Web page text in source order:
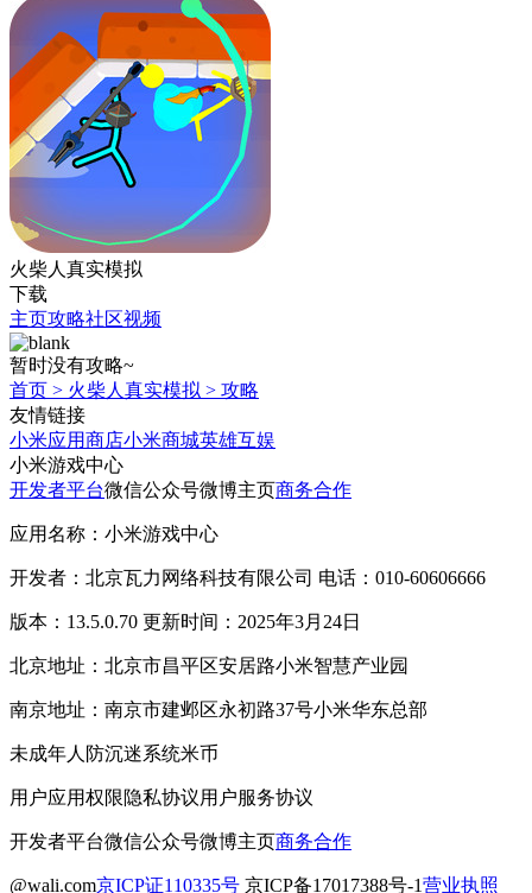
火柴人真实模拟
下载
主页攻略社区视频
暂时没有攻略~
首页 > 火柴人真实模拟 > 攻略
友情链接
小米应用商店小米商城英雄互娱
小米游戏中心
开发者平台微信公众号微博主页商务合作
应用名称：小米游戏中心
开发者：北京瓦力网络科技有限公司 电话：010-60606666
版本：13.5.0.70 更新时间：2025年3月24日
北京地址：北京市昌平区安居路小米智慧产业园
南京地址：南京市建邺区永初路37号小米华东总部
未成年人防沉迷系统米币
用户应用权限隐私协议用户服务协议
开发者平台微信公众号微博主页商务合作
@wali.com京ICP证110335号 京ICP备17017388号-1营业执照